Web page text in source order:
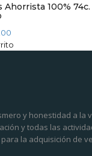
Ahorrista 100%
y honestidad a la
y todas las
la adquisición de